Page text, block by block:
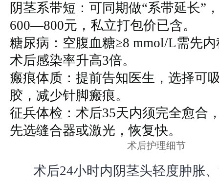
阴茎系带短：可同期做“系带延长”
600—800元，私立打包价已含。
糖尿病：空腹血糖≥8 mmol/L需先
术后感染率升高3倍。
瘢痕体质：提前告知医生，选择可
胶，减少针脚瘢痕。
征兵体检：术后35天内须完全愈合
先选缝合器或激光，恢复快。
术后护理细节
术后24小时内阴茎头轻度肿胀